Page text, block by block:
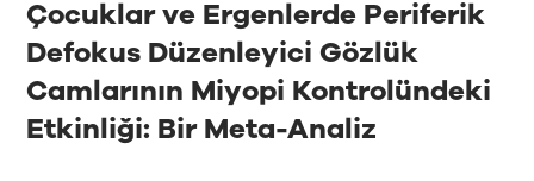
Çocuklar ve Ergenlerde Periferik
Defokus Düzenleyici Gözlük
Camlarının Miyopi Kontrolündeki
Etkinliği: Bir Meta-Analiz